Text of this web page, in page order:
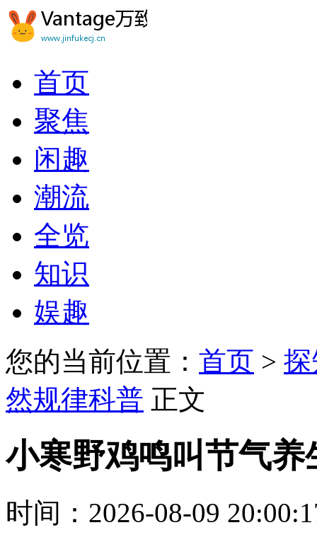
首页
聚焦
闲趣
潮流
全览
知识
娱趣
您的当前位置： 首页 >
然规律科普 正文
小寒野鸡鸣叫节气
时间：2026-08-09